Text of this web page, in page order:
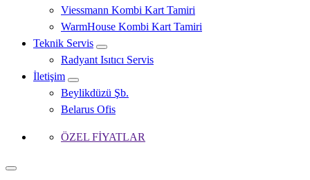
Viessmann Kombi Kart Tamiri
WarmHouse Kombi Kart Tamiri
Teknik Servis
Radyant Isıtıcı Servis
İletişim
Beylikdüzü Şb.
Belarus Ofis
ÖZEL FİYATLAR